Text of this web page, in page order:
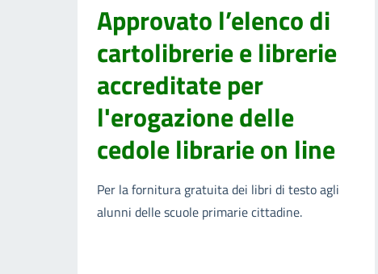
Approvato l’elenco di
cartolibrerie e librerie
accreditate per
l'erogazione delle
cedole librarie on line
Per la fornitura gratuita dei libri di testo agli
alunni delle scuole primarie cittadine.